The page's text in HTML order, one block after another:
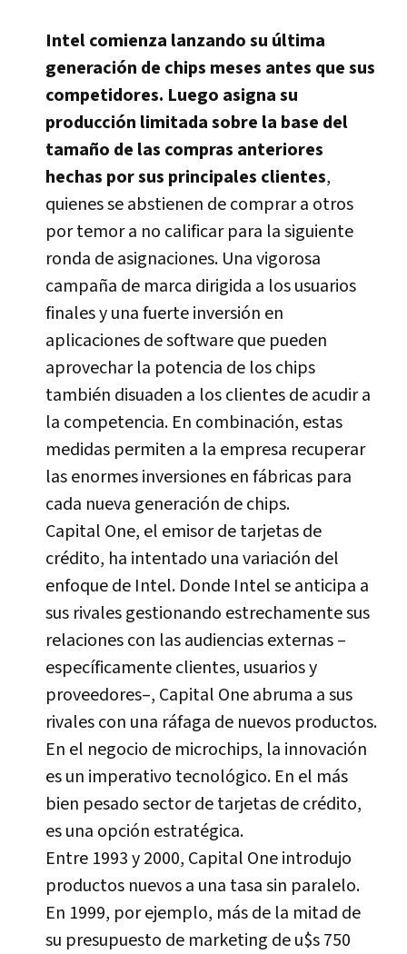
Intel comienza lanzando su última
generación de chips meses antes que sus
competidores. Luego asigna su
producción limitada sobre la base del
tamaño de las compras anteriores
hechas por sus principales clientes,
quienes se abstienen de comprar a otros
por temor a no calificar para la siguiente
ronda de asignaciones. Una vigorosa
campaña de marca dirigida a los usuarios
finales y una fuerte inversión en
aplicaciones de software que pueden
aprovechar la potencia de los chips
también disuaden a los clientes de acudir a
la competencia. En combinación, estas
medidas permiten a la empresa recuperar
las enormes inversiones en fábricas para
cada nueva generación de chips.
Capital One, el emisor de tarjetas de
crédito, ha intentado una variación del
enfoque de Intel. Donde Intel se anticipa a
sus rivales gestionando estrechamente sus
relaciones con las audiencias externas –
especí­ficamente clientes, usuarios y
proveedores–, Capital One abruma a sus
rivales con una ráfaga de nuevos productos.
En el negocio de microchips, la innovación
es un imperativo tecnológico. En el más
bien pesado sector de tarjetas de crédito,
es una opción estratégica.
Entre 1993 y 2000, Capital One introdujo
productos nuevos a una tasa sin paralelo.
En 1999, por ejemplo, más de la mitad de
su presupuesto de marketing de u$s 750